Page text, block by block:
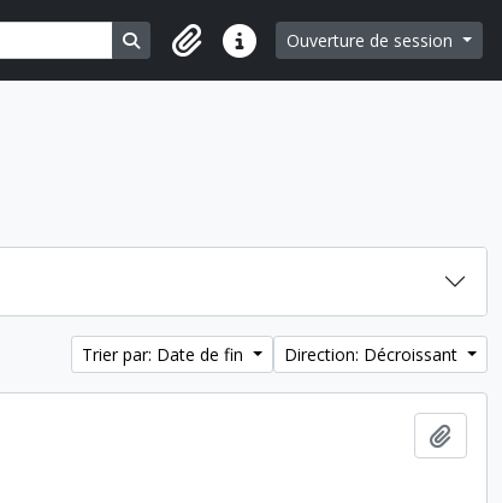
Search in browse page
Liens rapidesOuverture de session
Trier par: Date de fin Direction: Décroissant